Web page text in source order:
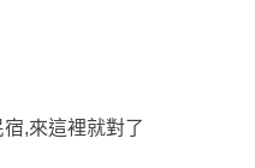
,來這裡就對了